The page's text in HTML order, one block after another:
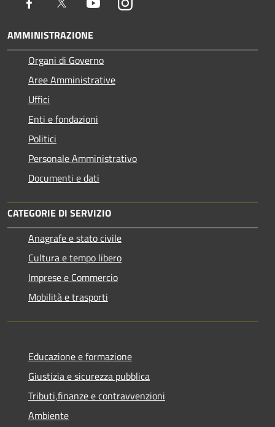
AMMINISTRAZIONE
Organi di Governo
Aree Amministrative
Uffici
Enti e fondazioni
Politici
Personale Amministrativo
Documenti e dati
CATEGORIE DI SERVIZIO
Anagrafe e stato civile
Cultura e tempo libero
Imprese e Commercio
Mobilità e trasporti
Educazione e formazione
Giustizia e sicurezza pubblica
Tributi,finanze e contravvenzioni
Ambiente